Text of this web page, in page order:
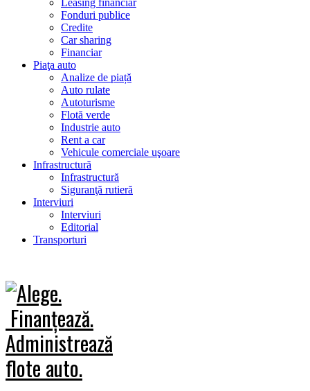
Leasing financiar
Fonduri publice
Credite
Car sharing
Financiar
Piaţa auto
Analize de piață
Auto rulate
Autoturisme
Flotă verde
Industrie auto
Rent a car
Vehicule comerciale uşoare
Infrastructură
Infrastructură
Siguranţă rutieră
Interviuri
Interviuri
Editorial
Transporturi